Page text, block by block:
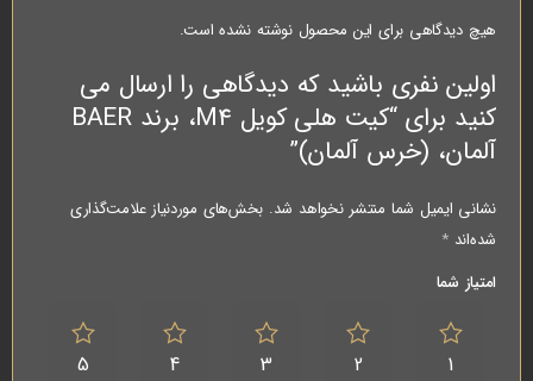
هیچ دیدگاهی برای این محصول نوشته نشده است.
اولین نفری باشید که دیدگاهی را ارسال می
کنید برای “کیت هلی کویل M4، برند BAER
آلمان، (خرس آلمان)”
نشانی ایمیل شما منتشر نخواهد شد. بخش‌های موردنیاز علامت‌گذاری
شده‌اند*
امتیاز شما
1
2
3
4
5